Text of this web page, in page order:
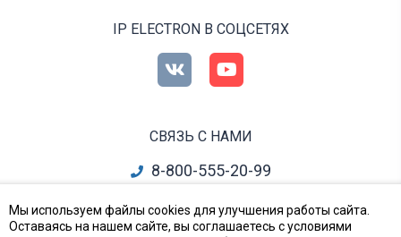
IP ELECTRON В СОЦСЕТЯХ
СВЯЗЬ С НАМИ
8-800-555-20-99
info@ipelectron.ru
все контакты
Мы используем файлы cookies для улучшения работы сайта.
Оставаясь на нашем сайте, вы соглашаетесь с условиями